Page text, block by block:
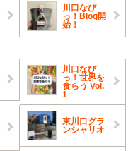
川口なび
っ！Blog開
始！
川口なび
っ！世界を
食らう Vol.
1
東川口グラ
ンシャリオ